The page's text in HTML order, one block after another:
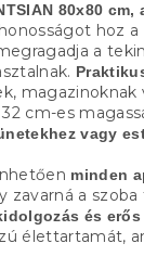
80x80
hoz a
a
magazinoknak
cm-es
vagy
minden
zavarná a
és
élettartamát,